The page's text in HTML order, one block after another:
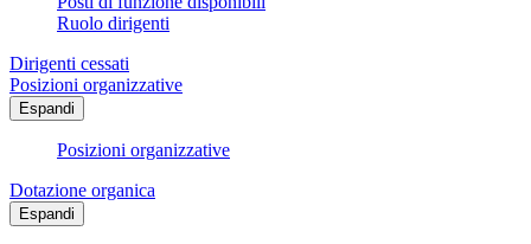
Ruolo dirigenti
Dirigenti cessati
Posizioni organizzative
Espandi
Posizioni organizzative
Dotazione organica
Espandi